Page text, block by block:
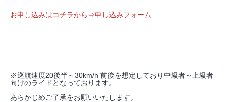
お申し込みはコチラから⇒申し込みフォーム
※巡航速度20後半～30km/h 前後を想定しており中級者～上級者
向けのライドとなっております。
あらかじめご了承をお願いいたします。